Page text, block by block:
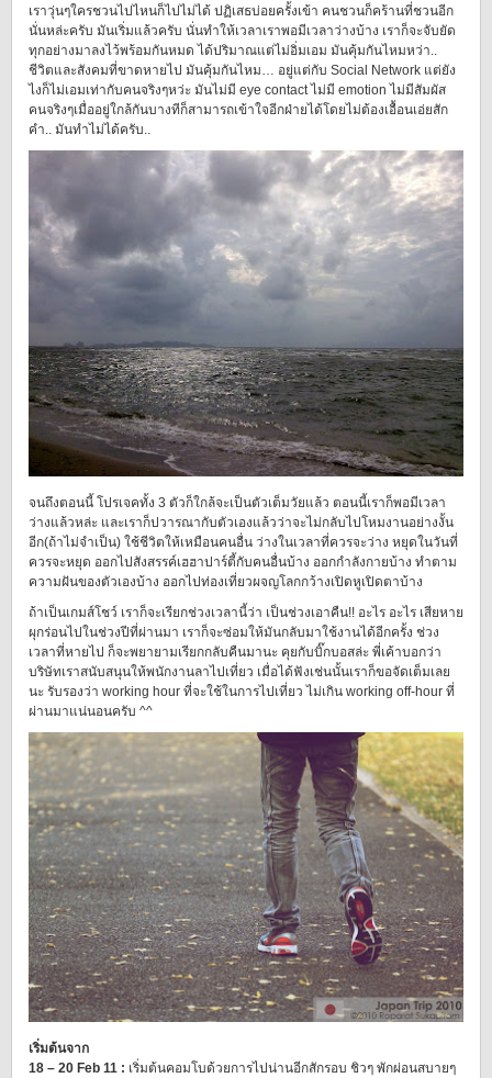
เราวุ่นๆใครชวนไปไหนก็ไปไม่ได้ ปฏิเสธบ่อยครั้งเข้า คนชวนก็คร้านที่ชวนอีก
นั่นหล่ะครับ มันเริ่มแล้วครับ นั่นทำให้เวลาเราพอมีเวลาว่างบ้าง เราก็จะจับยัด
ทุกอย่างมาลงไว้พร้อมกันหมด ได้ปริมาณแต่ไม่อิ่มเอม มันคุ้มกันไหมหว่า..
ชีวิตและสังคมที่ขาดหายไป มันคุ้มกันไหม… อยู่แต่กับ Social Network แต่ยัง
ไงก็ไม่เอมเท่ากับคนจริงๆหว่ะ มันไม่มี eye contact ไม่มี emotion ไม่มีสัมผัส
คนจริงๆเมื่ออยู่ใกล้กันบางทีก็สามารถเข้าใจอีกฝ่ายได้โดยไม่ต้องเอื้อนเอ่ยสัก
คำ.. มันทำไม่ได้ครับ..
จนถึงตอนนี้ โปรเจคทั้ง 3 ตัวก็ใกล้จะเป็นตัวเต็มวัยแล้ว ตอนนี้เราก็พอมีเวลา
ว่างแล้วหล่ะ และเราก็ปวารณากับตัวเองแล้วว่าจะไม่กลับไปโหมงานอย่างงั้น
อีก(ถ้าไม่จำเป็น) ใช้ชีวิตให้เหมือนคนอื่น ว่างในเวลาที่ควรจะว่าง หยุดในวันที่
ควรจะหยุด ออกไปสังสรรค์เฮฮาปาร์ตี้กับคนอื่นบ้าง ออกกำลังกายบ้าง ทำตาม
ความฝันของตัวเองบ้าง ออกไปท่องเที่ยวผจญโลกกว้างเปิดหูเปิดตาบ้าง
ถ้าเป็นเกมส์โชว์ เราก็จะเรียกช่วงเวลานี้ว่า เป็นช่วงเอาคืน!! อะไร อะไร เสียหาย
ผุกร่อนไปในช่วงปีที่ผ่านมา เราก็จะซ่อมให้มันกลับมาใช้งานได้อีกครั้ง ช่วง
เวลาที่หายไป ก็จะพยายามเรียกกลับคืนมานะ คุยกับบิ๊กบอสล่ะ พี่เค้าบอกว่า
บริษัทเราสนับสนุนให้พนักงานลาไปเที่ยว เมื่อได้ฟังเช่นนั้นเราก็ขอจัดเต็มเลย
นะ รับรองว่า working hour ที่จะใช้ในการไปเที่ยว ไม่เกิน working off-hour ที่
ผ่านมาแน่นอนครับ ^^
เริ่มต้นจาก
18 – 20 Feb 11 : เริ่มต้นคอมโบด้วยการไปน่านอีกสักรอบ ชิวๆ พักผ่อนสบายๆ